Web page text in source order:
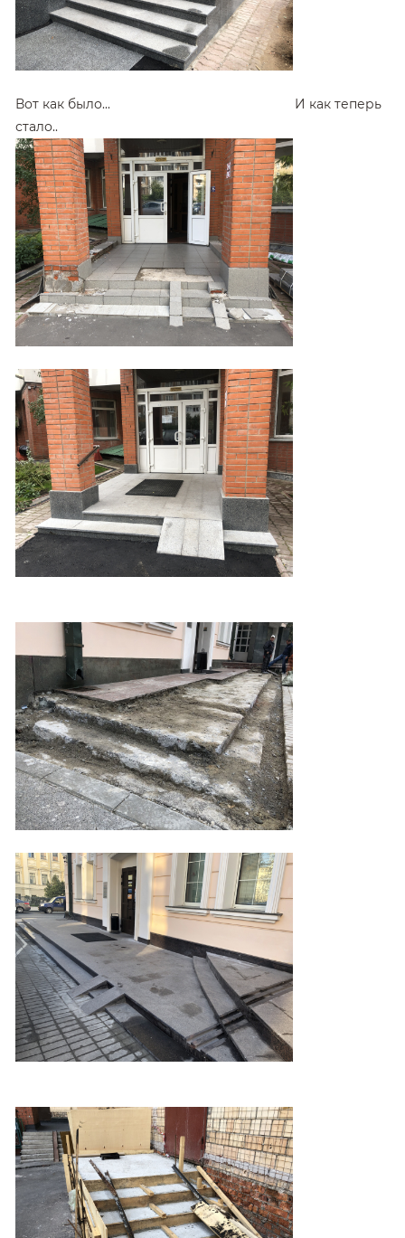
Вот как было... И как теперь
стало..